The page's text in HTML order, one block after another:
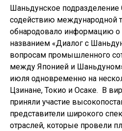
Шаньдунское
содействию международной
обнародовало информацию о
названием «Диалог с
вопросам промышленного
между Японией и
июля одновременно на
Цзинане, Токио и Осаке. В
приняли участие
представители широкого
отраслей, которые провели